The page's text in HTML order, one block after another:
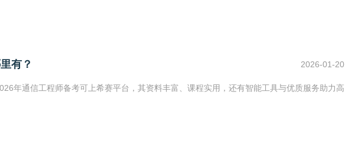
有？ 2026-01-20
年通信工程师备考可上希赛平台，其资料丰富、课程实用，还有智能工具与优质服务助力高